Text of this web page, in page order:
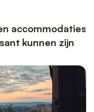
accommodaties
kunnen zijn